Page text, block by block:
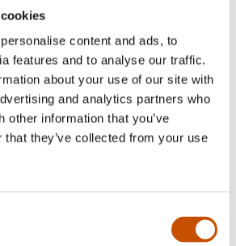
content and ads, to
features and to analyse our traffic.
about your use of our site with
and analytics partners who
other information that you’ve
that they’ve collected from your use
:Leve posthornet!
, 2024, GlowBook
:Flukt,Ucieczka , 2023,
:Venuspassasjen,Przejście Wenus,